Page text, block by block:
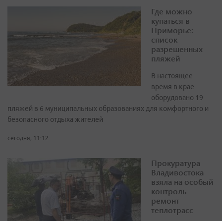
Где можно
купаться в
Приморье:
список
разрешенных
пляжей
В настоящее
время в крае
оборудовано 19
пляжей в 6 муниципальных образованиях для комфортного и
безопасного отдыха жителей
сегодня, 11:12
Прокуратура
Владивостока
взяла на особый
контроль
ремонт
теплотрасс